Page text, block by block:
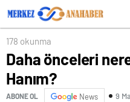
178 okunma
Daha önceleri
Hanım?
ABONE OL News 9